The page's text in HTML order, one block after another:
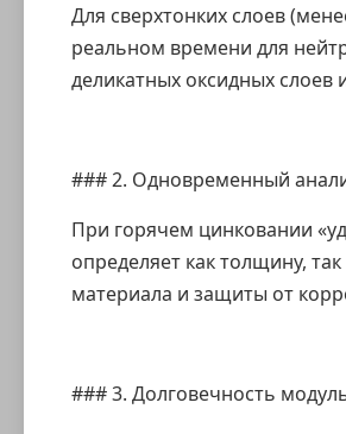
Для сверхтонких слоев
реальном времени для
деликатных оксидных
### 2. Одновременный
При горячем цинковании
определяет как толщину,
материала и защиты от
### 3. Долговечность